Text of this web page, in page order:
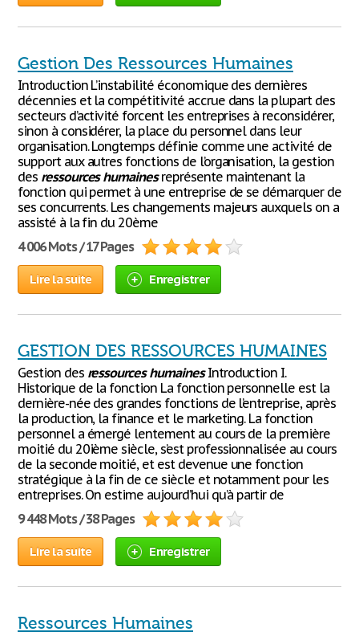
Gestion Des Ressources Humaines
Introduction L’instabilité économique des dernières
décennies et la compétitivité accrue dans la plupart des
secteurs d’activité forcent les entreprises à reconsidérer,
sinon à considérer, la place du personnel dans leur
organisation. Longtemps définie comme une activité de
support aux autres fonctions de l’organisation, la gestion
des ressources humainesreprésente maintenant la
fonction qui permet à une entreprise de se démarquer de
ses concurrents. Les changements majeurs auxquels on a
assisté à la fin du 20ème
4 006 Mots / 17 Pages
Lire la suite Enregistrer
GESTION DES RESSOURCES HUMAINES
Gestion des ressources humainesIntroduction I.
Historique de la fonction La fonction personnelle est la
dernière-née des grandes fonctions de l’entreprise, après
la production, la finance et le marketing. La fonction
personnel a émergé lentement au cours de la première
moitié du 20ième siècle, s’est professionnalisée au cours
de la seconde moitié, et est devenue une fonction
stratégique à la fin de ce siècle et notamment pour les
entreprises. On estime aujourd’hui qu’à partir de
9 448 Mots / 38 Pages
Lire la suite Enregistrer
Ressources Humaines